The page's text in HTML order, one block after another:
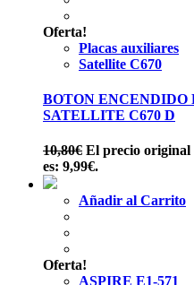
Oferta!
Placas auxiliares
Satellite C670
BOTON ENCENDIDO
SATELLITE C670 D
10,80€ El precio original
es: 9,99€.
Añadir al Carrito
Oferta!
ASPIRE E1-571